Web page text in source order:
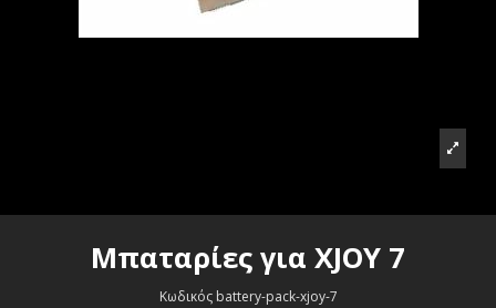
Μπαταρίες για XJOY 7
Κωδικός battery-pack-xjoy-7